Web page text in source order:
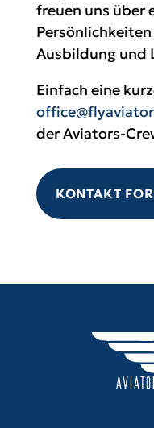
freuen uns über
Ausbildung und
Einfach eine
der Aviators-
KONTAKT